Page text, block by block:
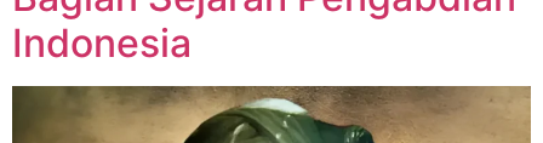
Indonesia